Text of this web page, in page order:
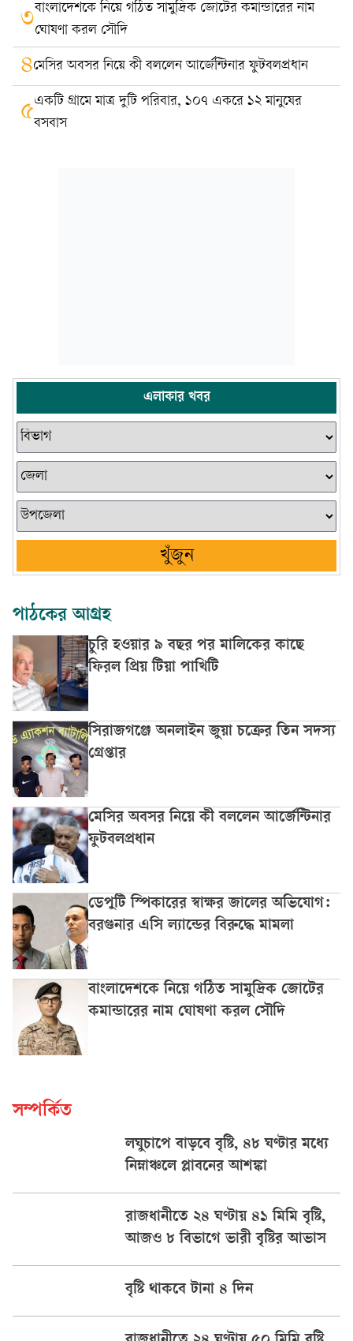
৩বাংলাদেশকে নিয়ে গঠিত সামুদ্রিক জোটের কমান্ডারের নাম
ঘোষণা করল সৌদি
৪মেসির অবসর নিয়ে কী বললেন আর্জেন্টিনার ফুটবলপ্রধান
৫একটি গ্রামে মাত্র দুটি পরিবার, ১০৭ একরে ১২ মানুষের
বসবাস
এলাকার খবর
খুঁজুন
পাঠকের আগ্রহ
চুরি হওয়ার ৯ বছর পর মালিকের কাছে
ফিরল প্রিয় টিয়া পাখিটি
সিরাজগঞ্জে অনলাইন জুয়া চক্রের তিন সদস্য
গ্রেপ্তার
মেসির অবসর নিয়ে কী বললেন আর্জেন্টিনার
ফুটবলপ্রধান
ডেপুটি স্পিকারের স্বাক্ষর জালের অভিযোগ:
বরগুনার এসি ল্যান্ডের বিরুদ্ধে মামলা
বাংলাদেশকে নিয়ে গঠিত সামুদ্রিক জোটের
কমান্ডারের নাম ঘোষণা করল সৌদি
সম্পর্কিত
লঘুচাপে বাড়বে বৃষ্টি, ৪৮ ঘণ্টার মধ্যে
নিম্নাঞ্চলে প্লাবনের আশঙ্কা
রাজধানীতে ২৪ ঘণ্টায় ৪১ মিমি বৃষ্টি,
আজও ৮ বিভাগে ভারী বৃষ্টির আভাস
বৃষ্টি থাকবে টানা ৪ দিন